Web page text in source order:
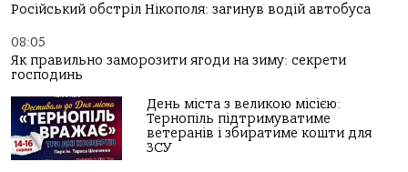
Російський обстріл Нікополя: загинув водій автобуса
08:05
Як правильно заморозити ягоди на зиму: секрети
господинь
День міста з великою місією:
Тернопіль підтримуватиме
ветеранів і збиратиме кошти для
ЗСУ